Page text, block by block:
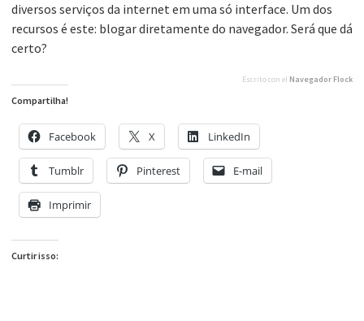
diversos serviços da internet em uma só interface. Um dos
recursos é este: blogar diretamente do navegador. Será que dá
certo?
Escrito con el Navegador Flock
Compartilha!
Facebook X LinkedIn
Tumblr Pinterest E-mail
Imprimir
Curtir isso: